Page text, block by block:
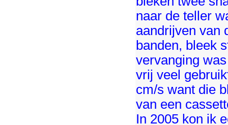
naar de teller
aandrijven van
banden, bleek
vervanging
vrij veel
cm/s want die
van een
In 2005 kon ik